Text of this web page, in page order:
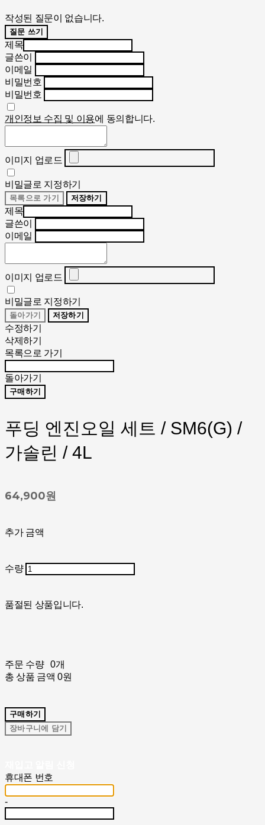
작성된 질문이 없습니다.
질문 쓰기
제목
글쓴이
이메일
비밀번호
비밀번호
개인정보 수집 및 이용에 동의합니다.
이미지 업로드
비밀글로 지정하기
목록으로 가기 저장하기
제목
글쓴이
이메일
이미지 업로드
비밀글로 지정하기
돌아가기 저장하기
수정하기
삭제하기
목록으로 가기
돌아가기
구매하기
푸딩 엔진오일 세트 / SM6(G) /
가솔린 / 4L
64,900원
추가 금액
수량
품절된 상품입니다.
주문 수량
0개
총 상품 금액 0원
구매하기
장바구니에 담기
휴대폰 번호
-